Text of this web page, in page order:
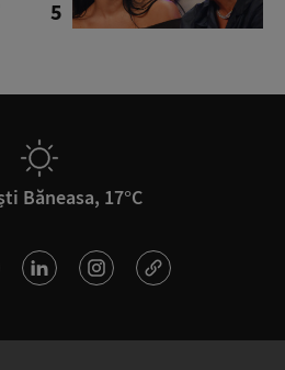
5
Băneasa, 17°C